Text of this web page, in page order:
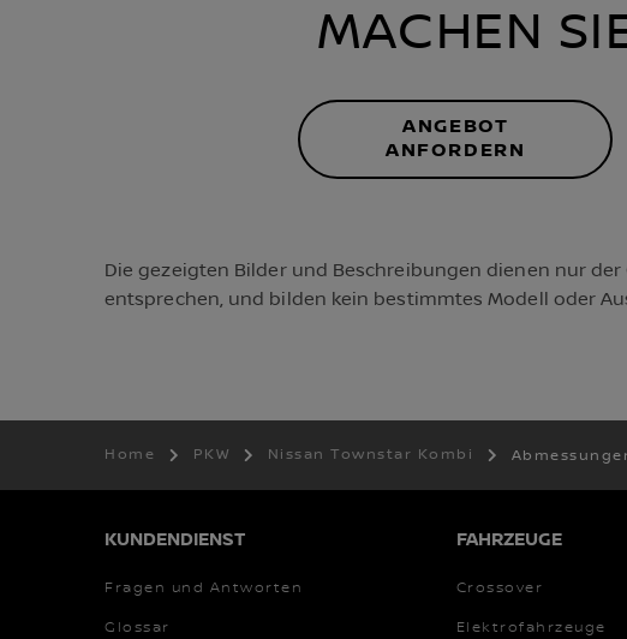
MACHEN
ANGEBOT
ANFORDERN
Die gezeigten Bilder und Beschreibungen dienen nur
entsprechen, und bilden kein bestimmtes Modell oder
Home PKW Nissan Townstar Kombi
KUNDENDIENST
Fragen und Antworten
Glossar
FAHRZEUGE
Crossover
Elektrofahrzeuge